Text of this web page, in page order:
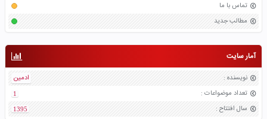
تماس با ما
مطالب جدید
آمار سایت
نویسنده :
ادمین
تعداد موضواعات :
1
سال افتتاح :
1395